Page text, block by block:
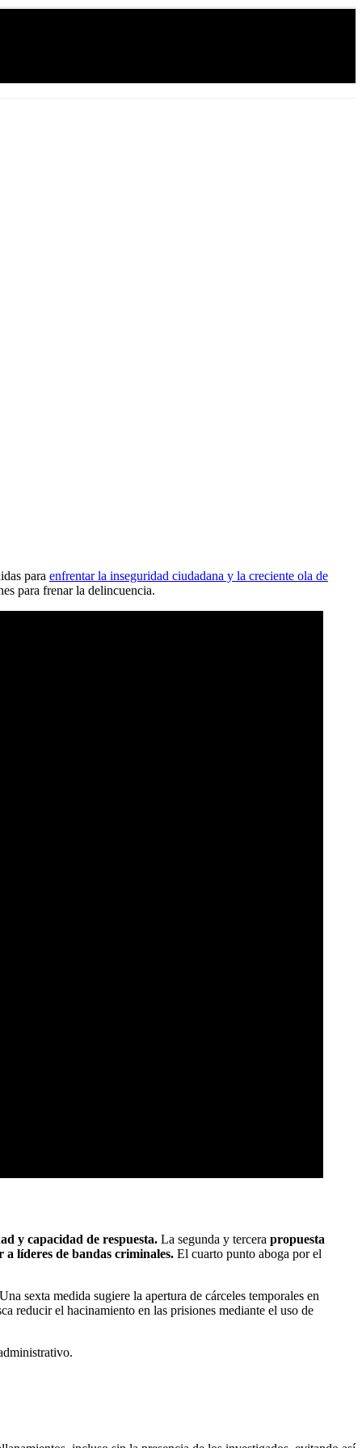
para enfrentar la inseguridad ciudadana y la creciente ola de
para frenar la delincuencia.
y capacidad de respuesta. La segunda y tercera propuesta
líderes de bandas criminales. El cuarto punto aboga por el
sexta medida sugiere la apertura de cárceles temporales en
reducir el hacinamiento en las prisiones mediante el uso de